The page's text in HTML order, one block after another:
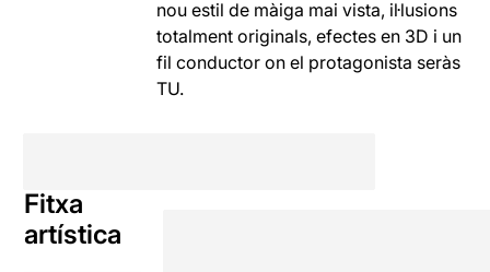
nou estil de màiga mai vista, il·lusions
totalment originals, efectes en 3D i un
fil conductor on el protagonista seràs
TU.
Fitxa
artística